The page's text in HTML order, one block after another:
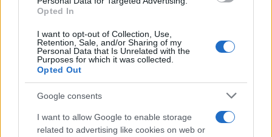
Opted In
I want to opt-out of Collection, Use,
Retention, Sale, and/or Sharing of my
Personal Data that Is Unrelated with the
Purposes for which it was collected.
Opted Out
Google consents
I want to allow Google to enable storage
related to advertising like cookies on web or
preannuncia…
Precedente
Bongiorno tende la
mano alla Raggi:
“Pronta a…”
Successiva
Forza Nuova
preannuncia…